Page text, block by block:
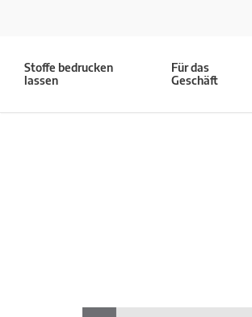
Stoffe bedrucken
lassen
Für das
Geschäft